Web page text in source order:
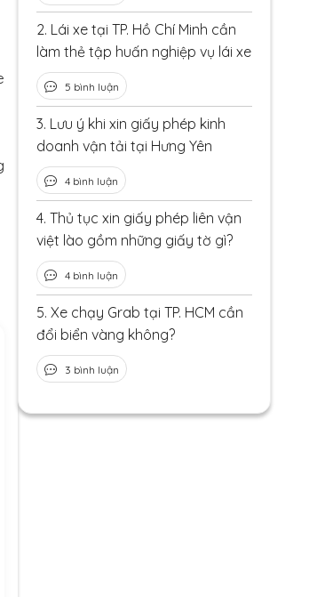
2. Lái xe tại TP. Hồ Chí Minh cần
làm thẻ tập huấn nghiệp vụ lái xe
5 bình luận
3. Lưu ý khi xin giấy phép kinh
doanh vận tải tại Hưng Yên
4 bình luận
4. Thủ tục xin giấy phép liên vận
việt lào gồm những giấy tờ gì?
4 bình luận
5. Xe chạy Grab tại TP. HCM cần
đổi biển vàng không?
3 bình luận